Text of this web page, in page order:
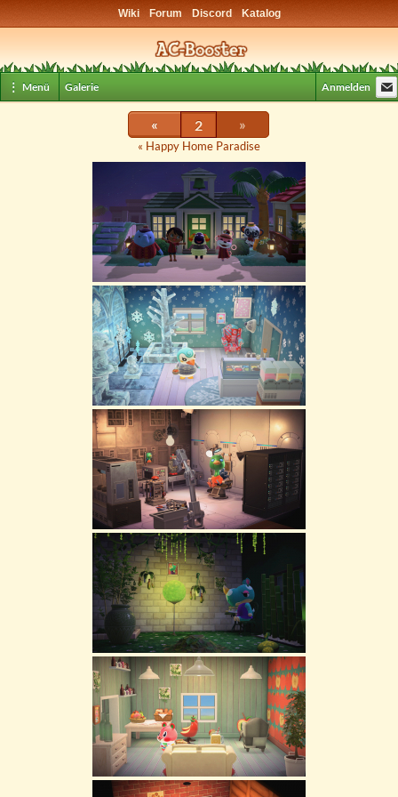
Wiki Forum Discord Katalog
⋮ Menü Galerie Anmelden
« 2 »
« Happy Home Paradise